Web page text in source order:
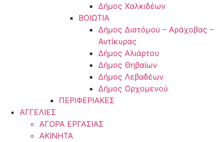
Δήμος Χαλκιδέων
ΒΟΙΩΤΙΑ
Δήμος Διστόμου – Αράχοβας –
Αντίκυρας
Δήμος Αλιάρτου
Δήμος Θηβαίων
Δήμος Λεβαδέων
Δήμος Ορχομενού
ΠΕΡΙΦΕΡΙΑΚΕΣ
ΑΓΓΕΛΙΕΣ
ΑΓΟΡΑ ΕΡΓΑΣΙΑΣ
ΑΚΙΝΗΤΑ